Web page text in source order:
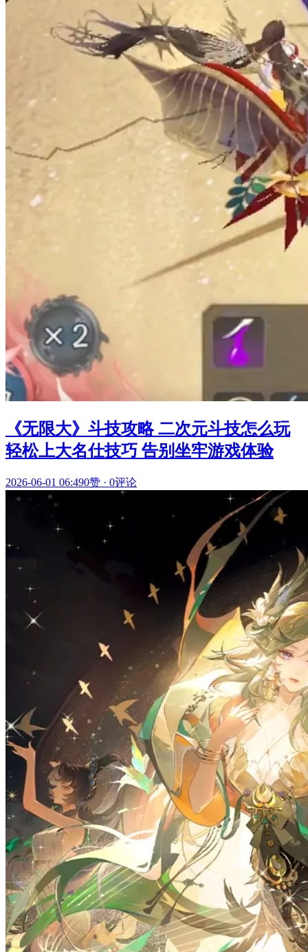
《无限大》斗技攻略 二次元斗技怎么玩
轻松上大名仕技巧 告别坐牢游戏体验
2026-06-01 06:490赞 · 0评论